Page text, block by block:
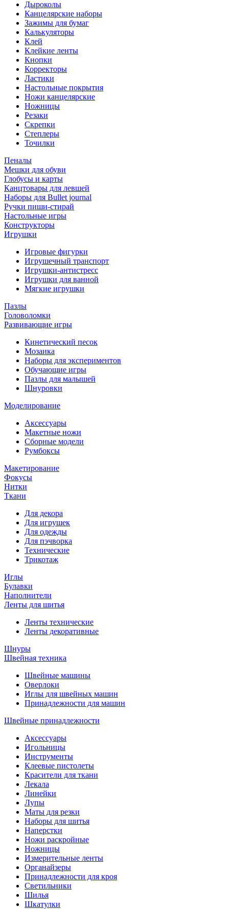
Дыроколы
Канцелярские наборы
Зажимы для бумаг
Калькуляторы
Клей
Клейкие ленты
Кнопки
Корректоры
Ластики
Настольные покрытия
Ножи канцелярские
Ножницы
Резаки
Скрепки
Степлеры
Точилки
Пеналы
Мешки для обуви
Глобусы и карты
Канцтовары для левшей
Наборы для Bullet journal
Ручки пиши-стирай
Настольные игры
Конструкторы
Игрушки
Игровые фигурки
Игрушечный транспорт
Игрушки-антистресс
Игрушки для ванной
Мягкие игрушки
Пазлы
Головоломки
Развивающие игры
Кинетический песок
Мозаика
Наборы для экспериментов
Обучающие игры
Пазлы для малышей
Шнуровки
Моделирование
Аксессуары
Макетные ножи
Сборные модели
Румбоксы
Макетирование
Фокусы
Нитки
Ткани
Для декора
Для игрушек
Для одежды
Для пэчворка
Технические
Трикотаж
Иглы
Булавки
Наполнители
Ленты для шитья
Ленты технические
Ленты декоративные
Шнуры
Швейная техника
Швейные машины
Оверлоки
Иглы для швейных машин
Принадлежности для машин
Швейные принадлежности
Аксессуары
Игольницы
Инструменты
Клеевые пистолеты
Красители для ткани
Лекала
Линейки
Лупы
Маты для резки
Наборы для шитья
Наперстки
Ножи раскройные
Ножницы
Измерительные ленты
Органайзеры
Принадлежности для кроя
Светильники
Шилья
Шкатулки